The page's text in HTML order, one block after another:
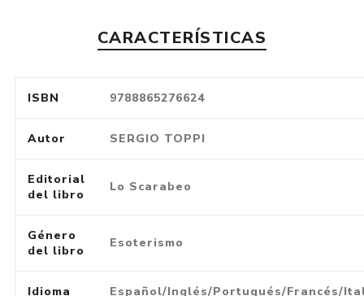
CARACTERÍSTICAS
ISBN 9788865276624
Autor SERGIO TOPPI
Editorial
del libro
Lo Scarabeo
Género
del libro
Esoterismo
Idioma Español/Inglés/Portugués/Francés/